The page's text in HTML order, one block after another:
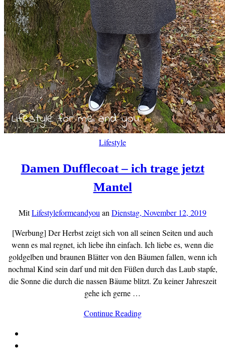
Lifestyle
Damen Dufflecoat – ich trage jetzt
Mantel
MitLifestyleformeandyou an Dienstag, November 12, 2019
[Werbung] Der Herbst zeigt sich von all seinen Seiten und auch
wenn es mal regnet, ich liebe ihn einfach. Ich liebe es, wenn die
goldgelben und braunen Blätter von den Bäumen fallen, wenn ich
nochmal Kind sein darf und mit den Füßen durch das Laub stapfe,
die Sonne die durch die nassen Bäume blitzt. Zu keiner Jahreszeit
gehe ich gerne …
Continue Reading